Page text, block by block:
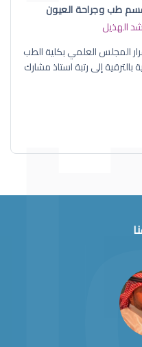
طب وجراحة العيون
الهذيل
المجلس العلمي بكلية الطب
إلى رتبة استاذ مشارك